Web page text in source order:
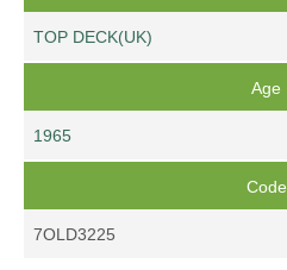
TOP DECK(UK)
Age
1965
Code
7OLD3225